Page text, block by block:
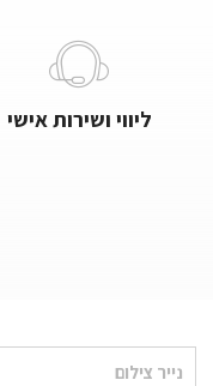
ליווי ושירות אישי
נייר צילום